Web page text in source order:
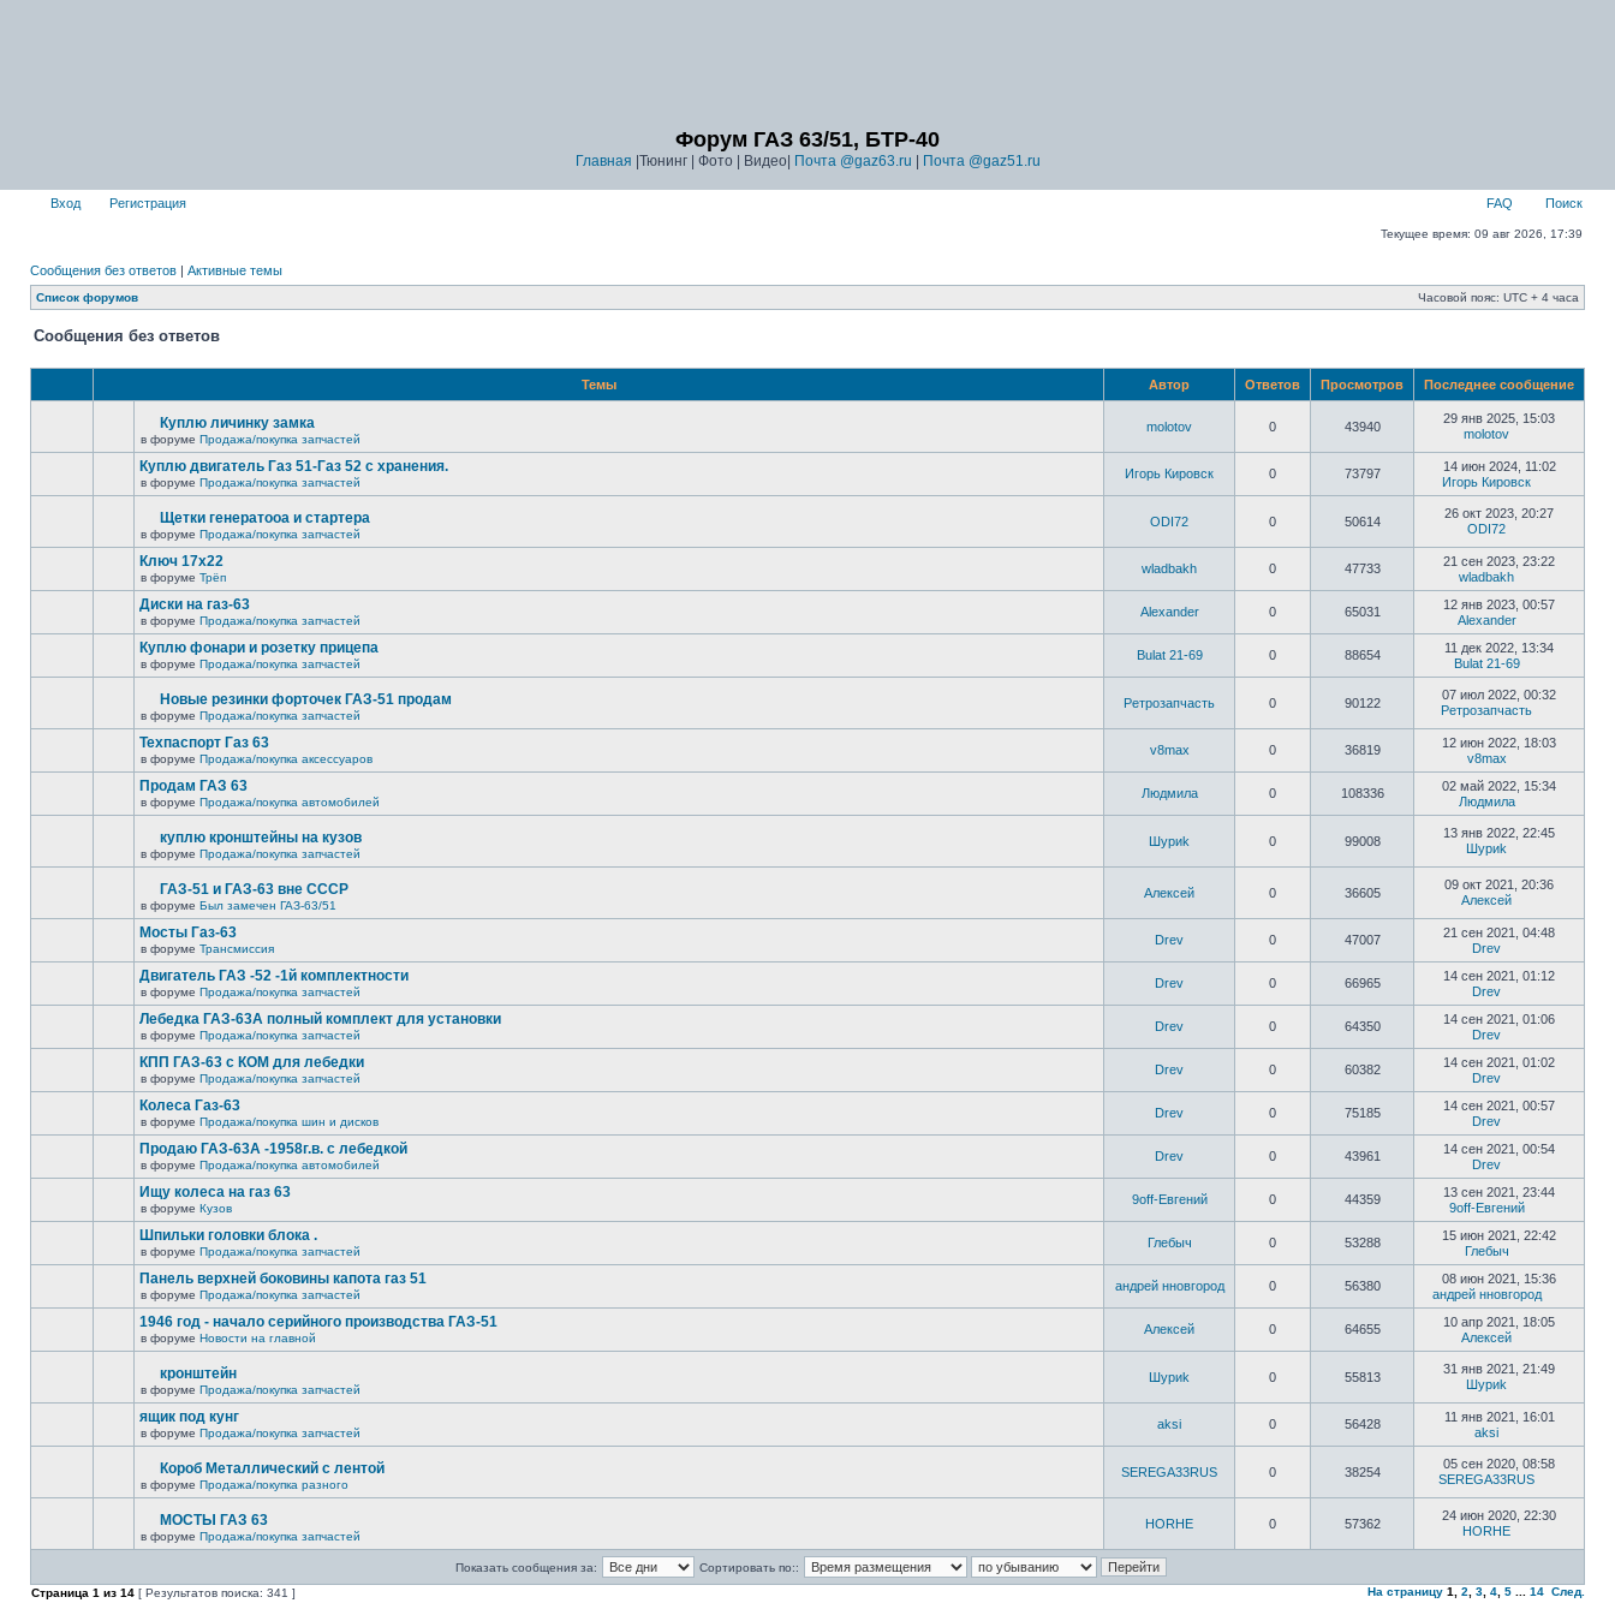
Форум ГАЗ 63/51, БТР-40
Главная |Тюнинг | Фото | Видео| Почта @gaz63.ru Почта @gaz51.ru
Вход Регистрация FAQ Поиск
Текущее время: 09 авг 2026, 17:39
Сообщения без ответов | Активные темы
Список форумов Часовой пояс: UTC + 4 часа
Сообщения без ответов
Темы Автор Ответов Просмотров Последнее сообщение
Куплю личинку замка
в форуме Продажа/покупка запчастей
molotov 0 43940
29 янв 2025, 15:03
molotov
Куплю двигатель Газ 51-Газ 52 с хранения.
в форуме Продажа/покупка запчастей
Игорь Кировск 0 73797
14 июн 2024, 11:02
Игорь Кировск
Щетки генератооа и стартера
в форуме Продажа/покупка запчастей
ODI72 0 50614
26 окт 2023, 20:27
ODI72
Ключ 17х22
в форуме Трёп
wladbakh 0 47733
21 сен 2023, 23:22
wladbakh
Диски на газ-63
в форуме Продажа/покупка запчастей
Alexander 0 65031
12 янв 2023, 00:57
Alexander
Куплю фонари и розетку прицепа
в форуме Продажа/покупка запчастей
Bulat 21-69 0 88654
11 дек 2022, 13:34
Bulat 21-69
Новые резинки форточек ГАЗ-51 продам
в форуме Продажа/покупка запчастей
Ретрозапчасть 0 90122
07 июл 2022, 00:32
Ретрозапчасть
Техпаспорт Газ 63
в форуме Продажа/покупка аксессуаров
v8max 0 36819
12 июн 2022, 18:03
v8max
Продам ГАЗ 63
в форуме Продажа/покупка автомобилей
Людмила 0 108336
02 май 2022, 15:34
Людмила
куплю кронштейны на кузов
в форуме Продажа/покупка запчастей
Шyриk 0 99008
13 янв 2022, 22:45
Шyриk
ГАЗ-51 и ГАЗ-63 вне СССР
в форуме Был замечен ГАЗ-63/51
Алексей 0 36605
09 окт 2021, 20:36
Алексей
Мосты Газ-63
в форуме Трансмиссия
Drev 0 47007
21 сен 2021, 04:48
Drev
Двигатель ГАЗ -52 -1й комплектности
в форуме Продажа/покупка запчастей
Drev 0 66965
14 сен 2021, 01:12
Drev
Лебедка ГАЗ-63А полный комплект для установки
в форуме Продажа/покупка запчастей
Drev 0 64350
14 сен 2021, 01:06
Drev
КПП ГАЗ-63 с КОМ для лебедки
в форуме Продажа/покупка запчастей
Drev 0 60382
14 сен 2021, 01:02
Drev
Колеса Газ-63
в форуме Продажа/покупка шин и дисков
Drev 0 75185
14 сен 2021, 00:57
Drev
Продаю ГАЗ-63А -1958г.в. с лебедкой
в форуме Продажа/покупка автомобилей
Drev 0 43961
14 сен 2021, 00:54
Drev
Ищу колеса на газ 63
в форуме Кузов
9off-Евгений 0 44359
13 сен 2021, 23:44
9off-Евгений
Шпильки головки блока .
в форуме Продажа/покупка запчастей
Глебыч 0 53288
15 июн 2021, 22:42
Глебыч
Панель верхней боковины капота газ 51
в форуме Продажа/покупка запчастей
андрей нновгород 0 56380
08 июн 2021, 15:36
андрей нновгород
1946 год - начало серийного производства ГАЗ-51
в форуме Новости на главной
Алексей 0 64655
10 апр 2021, 18:05
Алексей
кронштейн
в форуме Продажа/покупка запчастей
Шyриk 0 55813
31 янв 2021, 21:49
Шyриk
ящик под кунг
в форуме Продажа/покупка запчастей
aksi 0 56428
11 янв 2021, 16:01
aksi
Короб Металлический с лентой
в форуме Продажа/покупка разного
SEREGA33RUS 0 38254
05 сен 2020, 08:58
SEREGA33RUS
МОСТЫ ГАЗ 63
в форуме Продажа/покупка запчастей
HORHE 0 57362
24 июн 2020, 22:30
HORHE
Показать сообщения за:
Сортировать по::
Страница 1 из 14 [ Результатов поиска: 341 ] На страницу 1 2 3 4 5 14 След.